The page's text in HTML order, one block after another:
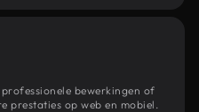
bewerkingen of
prestaties op web en mobiel.